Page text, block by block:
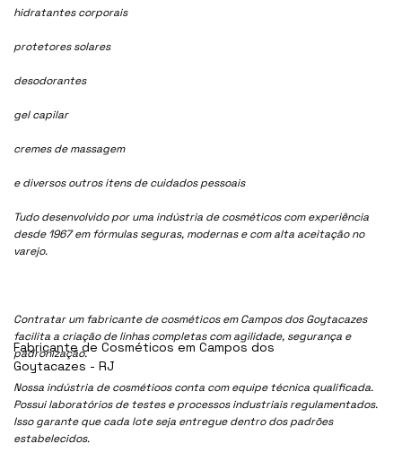
hidratantes corporais
protetores solares
desodorantes
gel capilar
cremes de massagem
e diversos outros itens de cuidados pessoais
Tudo desenvolvido por uma indústria de cosméticos com experiência
desde 1967 em fórmulas seguras, modernas e com alta aceitação no
varejo.
Contratar um fabricante de cosméticos em Campos dos Goytacazes
facilita a criação de linhas completas com agilidade, segurança e
padronização.
Nossa indústria de cosmétioos conta com equipe técnica qualificada.
Possui laboratórios de testes e processos industriais regulamentados.
Isso garante que cada lote seja entregue dentro dos padrões
estabelecidos.
Fabricante de Cosméticos em Campos dos
Goytacazes - RJ